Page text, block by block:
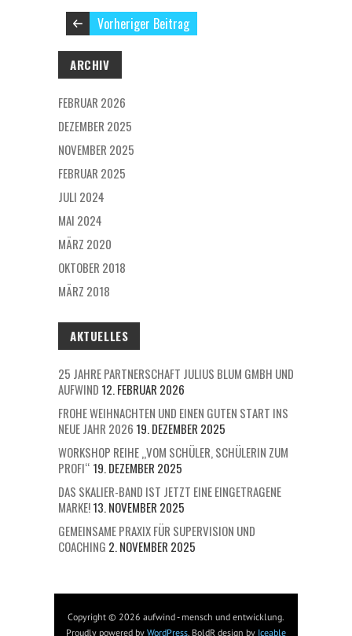
Vorheriger Beitrag
ARCHIV
FEBRUAR 2026
DEZEMBER 2025
NOVEMBER 2025
FEBRUAR 2025
JULI 2024
MAI 2024
MÄRZ 2020
OKTOBER 2018
MÄRZ 2018
AKTUELLES
25 JAHRE PARTNERSCHAFT JULIUS BLUM GMBH UND
AUFWIND 12. FEBRUAR 2026
FROHE WEIHNACHTEN UND EINEN GUTEN START INS
NEUE JAHR 2026 19. DEZEMBER 2025
WORKSHOP REIHE „VOM SCHÜLER, SCHÜLERIN ZUM
PROFI“ 19. DEZEMBER 2025
DAS SKALIER-BAND IST JETZT EINE EINGETRAGENE
MARKE!13. NOVEMBER 2025
GEMEINSAME PRAXIX FÜR SUPERVISION UND
COACHING 2. NOVEMBER 2025
Copyright © 2026 aufwind - mensch und entwicklung.
Proudly powered by WordPress. BoldR design by Iceable